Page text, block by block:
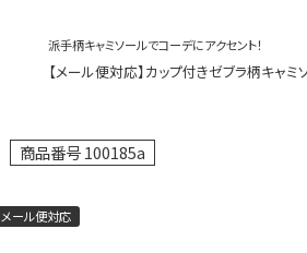
派手柄キャミソールでコーデにアクセント！
【メール便対応】カップ付きゼブラ柄キャ
商品番号100185a
メール便対応